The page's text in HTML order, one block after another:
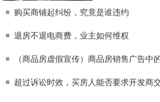
购买商铺起纠纷，究竟是谁违约
退房不退电商费，业主如何维权
（商品房虚假宣传）商品房销售广告中
超过诉讼时效，买房人能否要求开发商